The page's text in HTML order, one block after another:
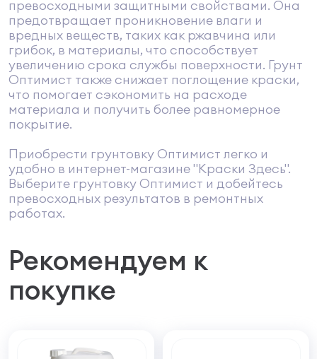
превосходными защитными свойствами. Она
предотвращает проникновение влаги и
вредных веществ, таких как ржавчина или
грибок, в материалы, что способствует
увеличению срока службы поверхности. Грунт
Оптимист также снижает поглощение краски,
что помогает сэкономить на расходе
материала и получить более равномерное
покрытие.
Приобрести грунтовку Оптимист легко и
удобно в интернет-магазине "Краски Здесь".
Выберите грунтовку Оптимист и добейтесь
превосходных результатов в ремонтных
работах.
Рекомендуем к
покупке